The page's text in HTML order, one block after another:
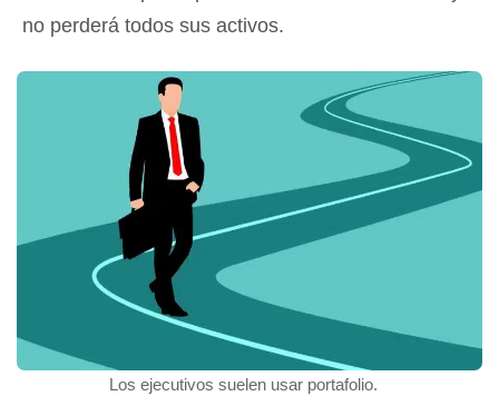
no perderá todos sus activos.
Los ejecutivos suelen usar portafolio.